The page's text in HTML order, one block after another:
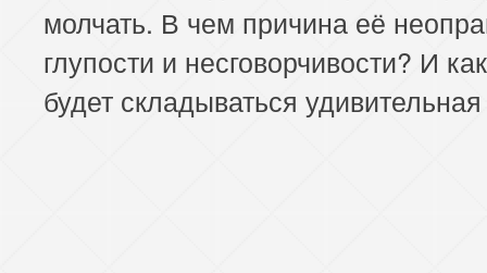
молчать. В чем причина её
глупости и несговорчивости? И
будет складываться